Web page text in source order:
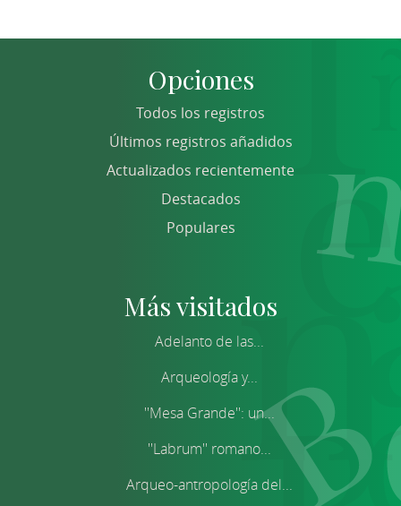
Opciones
Todos los registros
Últimos registros añadidos
Actualizados recientemente
Destacados
Populares
Más visitados
Adelanto de las...
Arqueología y...
''Mesa Grande'': un...
''Labrum'' romano...
Arqueo-antropología del...